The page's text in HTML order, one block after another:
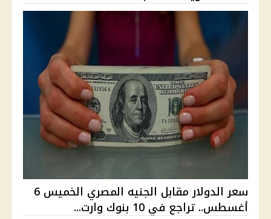
سعر الدولار مقابل الجنيه المصري الخميس 6
أغسطس.. تراجع في 10 بنوك وارت...